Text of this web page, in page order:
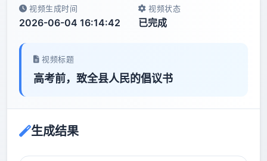
视频生成时间
2026-06-04 16:14:42
视频状态
已完成
视频标题
高考前，致全县人民的倡议书
生成结果